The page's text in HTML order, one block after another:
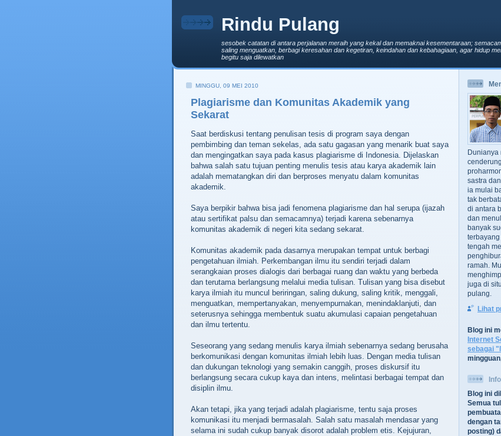
Rindu Pulang
sesobek catatan di antara perjalanan meraih yang kekal dan memaknai kesementaraan;
saling menguatkan, berbagi keresahan dan kegetiran, keindahan dan kebahagiaan, agar hidup
begitu saja dilewatkan
MINGGU, 09 MEI 2010
Plagiarisme dan Komunitas Akademik yang
Sekarat
Saat berdiskusi tentang penulisan tesis di program saya dengan
pembimbing dan teman sekelas, ada satu gagasan yang menarik buat saya
dan mengingatkan saya pada kasus plagiarisme di Indonesia. Dijelaskan
bahwa salah satu tujuan penting menulis tesis atau karya akademik lain
adalah mematangkan diri dan berproses menyatu dalam komunitas
akademik.
Saya berpikir bahwa bisa jadi fenomena plagiarisme dan hal serupa (ijazah
atau sertifikat palsu dan semacamnya) terjadi karena sebenarnya
komunitas akademik di negeri kita sedang sekarat.
Komunitas akademik pada dasarnya merupakan tempat untuk berbagi
pengetahuan ilmiah. Perkembangan ilmu itu sendiri terjadi dalam
serangkaian proses dialogis dari berbagai ruang dan waktu yang berbeda
dan terutama berlangsung melalui media tulisan. Tulisan yang bisa disebut
karya ilmiah itu muncul beriringan, saling dukung, saling kritik, menggali,
menguatkan, mempertanyakan, menyempurnakan, menindaklanjuti, dan
seterusnya sehingga membentuk suatu akumulasi capaian pengetahuan
dan ilmu tertentu.
Seseorang yang sedang menulis karya ilmiah sebenarnya sedang berusaha
berkomunikasi dengan komunitas ilmiah lebih luas. Dengan media tulisan
dan dukungan teknologi yang semakin canggih, proses diskursif itu
berlangsung secara cukup kaya dan intens, melintasi berbagai tempat dan
disiplin ilmu.
Akan tetapi, jika yang terjadi adalah plagiarisme, tentu saja proses
komunikasi itu menjadi bermasalah. Salah satu masalah mendasar yang
selama ini sudah cukup banyak disorot adalah problem etis. Kejujuran,
Dunianya
sastra
ia mulai
tak
di antara
dan
banyak
tengah
ramah.
juga di
pulang.
Lihat
Blog ini
Internet
sebagai
Blog ini
Semua
dengan
posting)